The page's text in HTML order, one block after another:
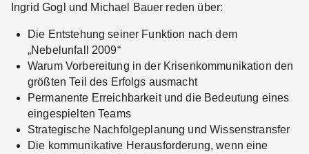
Ingrid Gogl und Michael Bauer reden über:
Die Entstehung seiner Funktion nach dem
„Nebelunfall 2009“
Warum Vorbereitung in der Krisenkommunikation den
größten Teil des Erfolgs ausmacht
Permanente Erreichbarkeit und die Bedeutung eines
eingespielten Teams
Strategische Nachfolgeplanung und Wissenstransfer
Die kommunikative Herausforderung, wenn eine